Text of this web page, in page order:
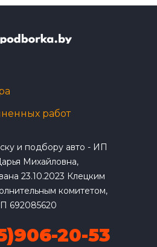
работ
и подбору авто - ИП
Михайловна,
23.10.2023 Клецким
комитетом,
692085620
20-53